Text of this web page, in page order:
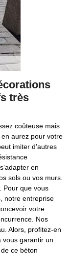
très
coûteuse mais
en aurez pour votre
imiter d’autres
en
sols ou vos murs.
Pour que vous
notre entreprise
votre
Nos
Alors, profitez-en
vous garantir un
ce béton